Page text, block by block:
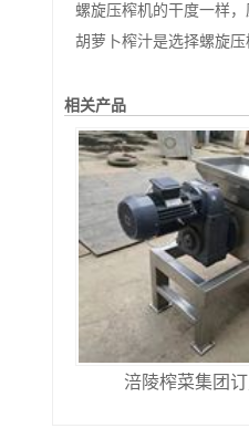
螺旋压榨机的干度一样
胡萝卜榨汁是选择螺旋
相关产品
涪陵榨菜集团